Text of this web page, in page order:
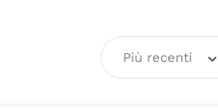
Più recenti